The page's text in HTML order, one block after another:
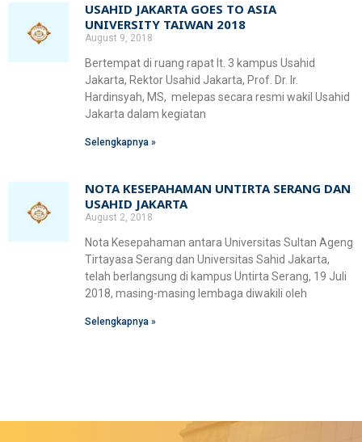
USAHID JAKARTA GOES TO ASIA
UNIVERSITY TAIWAN 2018
August 9, 2018
Bertempat di ruang rapat lt. 3 kampus Usahid
Jakarta, Rektor Usahid Jakarta, Prof. Dr. Ir.
Hardinsyah, MS, melepas secara resmi wakil Usahid
Jakarta dalam kegiatan
Selengkapnya »
NOTA KESEPAHAMAN UNTIRTA SERANG DAN
USAHID JAKARTA
August 2, 2018
Nota Kesepahaman antara Universitas Sultan Ageng
Tirtayasa Serang dan Universitas Sahid Jakarta,
telah berlangsung di kampus Untirta Serang, 19 Juli
2018, masing-masing lembaga diwakili oleh
Selengkapnya »